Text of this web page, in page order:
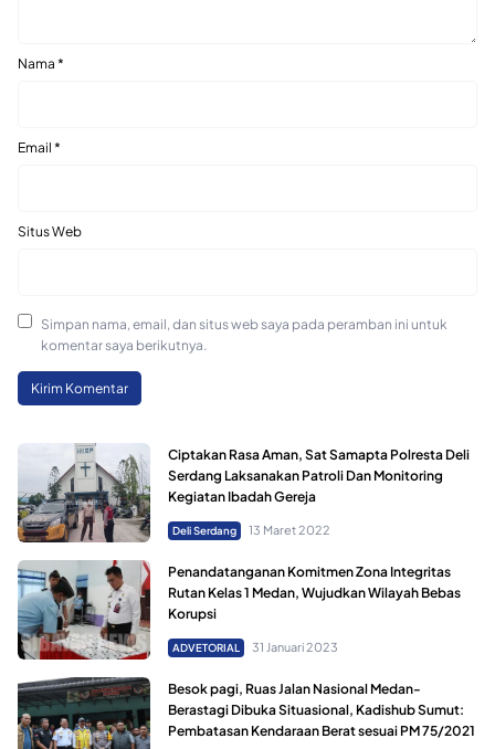
Nama *
Email *
Situs Web
Simpan nama, email, dan situs web saya pada peramban ini untuk
komentar saya berikutnya.
Ciptakan Rasa Aman, Sat Samapta Polresta Deli
Serdang Laksanakan Patroli Dan Monitoring
Kegiatan Ibadah Gereja
Deli Serdang 13 Maret 2022
Penandatanganan Komitmen Zona Integritas
Rutan Kelas 1 Medan, Wujudkan Wilayah Bebas
Korupsi
ADVETORIAL 31 Januari 2023
Besok pagi, Ruas Jalan Nasional Medan-
Berastagi Dibuka Situasional, Kadishub Sumut:
Pembatasan Kendaraan Berat sesuai PM 75/2021